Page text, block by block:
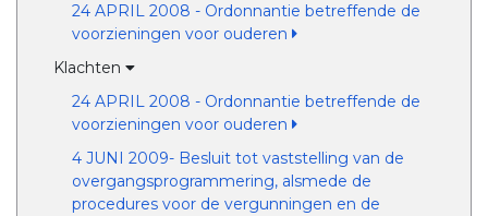
24 APRIL 2008 - Ordonnantie betreffende de
voorzieningen voor ouderen
Klachten
24 APRIL 2008 - Ordonnantie betreffende de
voorzieningen voor ouderen
4 JUNI 2009- Besluit tot vaststelling van de
overgangsprogrammering, alsmede de
procedures voor de vergunningen en de